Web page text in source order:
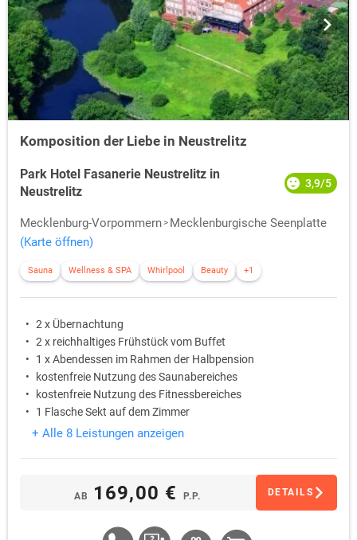
Komposition der Liebe in Neustrelitz
Park Hotel Fasanerie Neustrelitz in
Neustrelitz
3,9/5
Mecklenburg-Vorpommern
Mecklenburgische Seenplatte
(Karte öffnen)
Sauna Wellness & SPA Whirlpool Beauty +1
2 x Übernachtung
2 x reichhaltiges Frühstück vom Buffet
1 x Abendessen im Rahmen der Halbpension
kostenfreie Nutzung des Saunabereiches
kostenfreie Nutzung des Fitnessbereiches
1 Flasche Sekt auf dem Zimmer
+ Alle 8 Leistungen anzeigen
AB 169,00 € P.P. DETAILS